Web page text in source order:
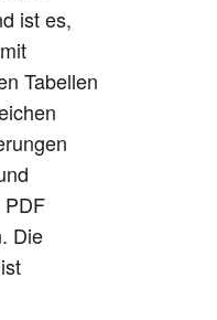
A
2.0)
ist es,
Tabellen
Die